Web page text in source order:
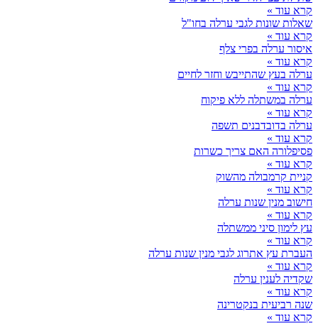
קרא עוד »
שאלות שונות לגבי ערלה בחו"ל
קרא עוד »
איסור ערלה בפרי צלף
קרא עוד »
ערלה בעץ שהתייבש וחזר לחיים
קרא עוד »
ערלה במשתלה ללא פיקוח
קרא עוד »
ערלה בדובדבנים תשפה
קרא עוד »
פסיפלורה האם צריך כשרות
קרא עוד »
קניית קרמבולה מהשוק
קרא עוד »
חישוב מנין שנות ערלה
קרא עוד »
עץ לימון סיני ממשתלה
קרא עוד »
העברת עץ אתרוג לגבי מנין שנות ערלה
קרא עוד »
שקדיה לענין ערלה
קרא עוד »
שנה רביעית בנקטרינה
קרא עוד »